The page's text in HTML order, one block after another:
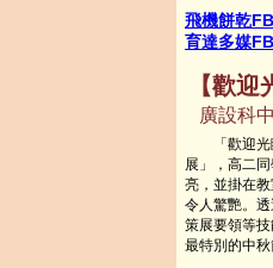
飛機餅乾FB
育達多媒FB
【歡
廣設科
「歡迎光臨
展」，高二
亮，並掛在
令人驚艷。
策展要領等
最特別的中